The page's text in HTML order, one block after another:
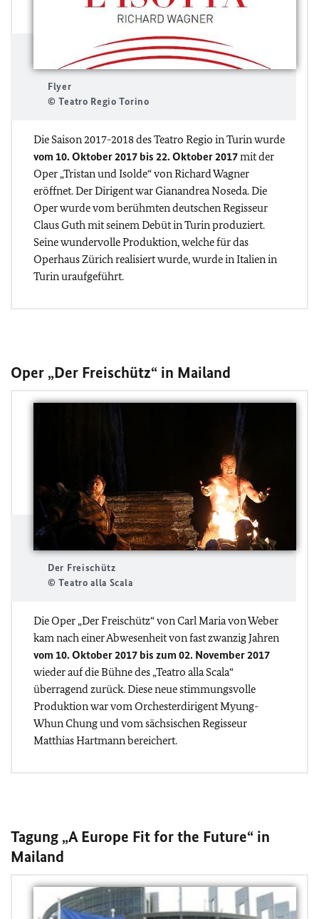
Flyer
© Teatro Regio Torino
Die Saison 2017-2018 des Teatro Regio in Turin wurde
vom 10. Oktober 2017 bis 22. Oktober 2017mit der
Oper „Tristan und Isolde“ von Richard Wagner
eröffnet. Der Dirigent war Gianandrea Noseda. Die
Oper wurde vom berühmten deutschen Regisseur
Claus Guth mit seinem Debüt in Turin produziert.
Seine wundervolle Produktion, welche für das
Operhaus Zürich realisiert wurde, wurde in Italien in
Turin uraufgeführt.
Oper „Der Freischütz“ in Mailand
Der Freischütz
© Teatro alla Scala
Die Oper „Der Freischütz“ von Carl Maria von Weber
kam nach einer Abwesenheit von fast zwanzig Jahren
vom 10. Oktober 2017 bis zum 02. November 2017
wieder auf die Bühne des „Teatro alla Scala“
überragend zurück. Diese neue stimmungsvolle
Produktion war vom Orchesterdirigent Myung-
Whun Chung und vom sächsischen Regisseur
Matthias Hartmann bereichert.
Tagung „A Europe Fit for the Future“ in
Mailand